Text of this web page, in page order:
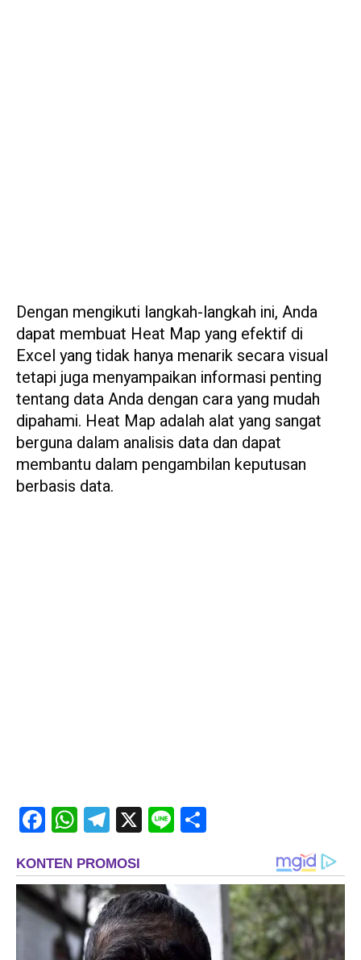
Dengan mengikuti langkah-langkah ini, Anda
dapat membuat Heat Map yang efektif di
Excel yang tidak hanya menarik secara visual
tetapi juga menyampaikan informasi penting
tentang data Anda dengan cara yang mudah
dipahami. Heat Map adalah alat yang sangat
berguna dalam analisis data dan dapat
membantu dalam pengambilan keputusan
berbasis data.
FacebookWhatsAppTelegram
X Line